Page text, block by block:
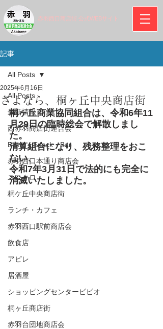
赤羽西口商店街 公式WEBサイト
記事
All Posts
最新情報
西赤羽商店街連合会
Bistro・Snack・Bar
赤羽西口本通り商店会
ユニクロ
桐ケ丘中央商店街
ランチ・カフェ
赤羽西口駅前商店会
飲食店
アピレ
居酒屋
ショッピングセンタービビオ
桐ヶ丘商店街
赤羽台団地商店会
All Posts
さよなら、桐ヶ丘中央商店街
2025年6月16日
桐ヶ丘商業協同組合は、令和6年11
月29日の臨時総会で解散しまし
た。
清算組合になり、残務整理をおこ
ない、
令和7年3月31日で法的にも完全に
消滅いたしました。